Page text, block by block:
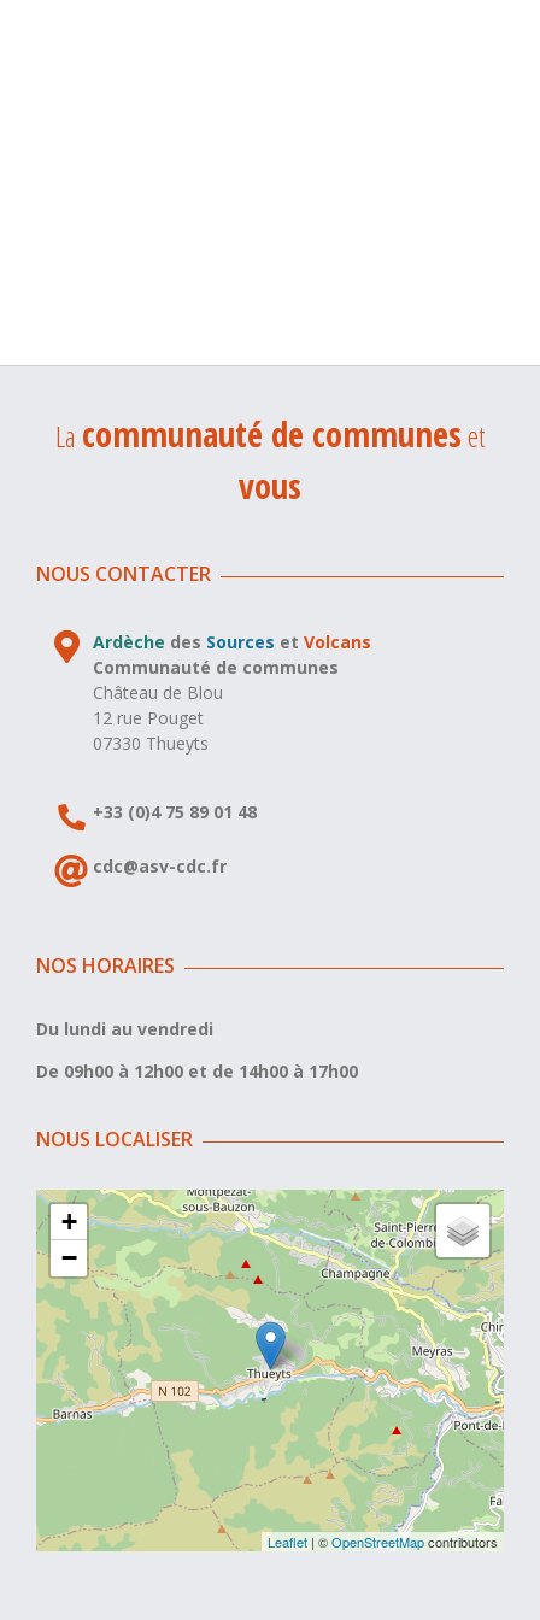
La communauté de communeset
vous
NOUS CONTACTER
Ardèche des Sources etVolcans
Communauté de communes
Château de Blou
12 rue Pouget
07330 Thueyts
+33 (0)4 75 89 01 48
cdc@asv-cdc.fr
NOS HORAIRES
Du lundi au vendredi
De 09h00 à 12h00 et de 14h00 à 17h00
NOUS LOCALISER
+
−
Leaflet | ©OpenStreetMapcontributors